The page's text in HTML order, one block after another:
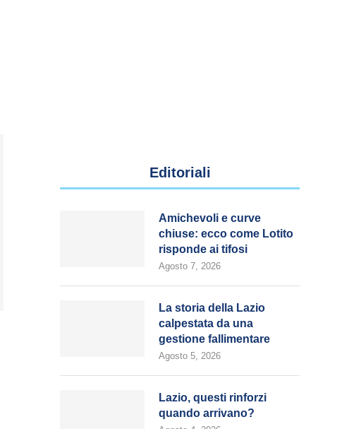
Editoriali
Amichevoli e curve
chiuse: ecco come Lotito
risponde ai tifosi
Agosto 7, 2026
La storia della Lazio
calpestata da una
gestione fallimentare
Agosto 5, 2026
Lazio, questi rinforzi
quando arrivano?